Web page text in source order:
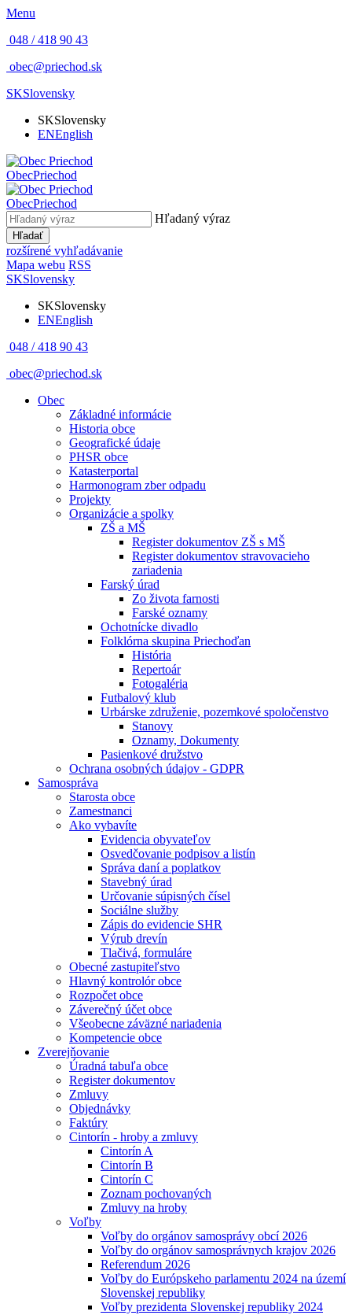
Menu
048 / 418 90 43
obec@priechod.sk
SKSlovensky
SKSlovensky
ENEnglish
ObecPriechod
ObecPriechod
Hľadaný výraz
Hľadať
rozšírené vyhľadávanie
Mapa webu RSS
SKSlovensky
SKSlovensky
ENEnglish
048 / 418 90 43
obec@priechod.sk
Obec
Základné informácie
Historia obce
Geografické údaje
PHSR obce
Katasterportal
Harmonogram zber odpadu
Projekty
Organizácie a spolky
ZŠ a MŠ
Register dokumentov ZŠ s MŠ
Register dokumentov stravovacieho
zariadenia
Farský úrad
Zo života farnosti
Farské oznamy
Ochotnícke divadlo
Folklórna skupina Priechoďan
História
Repertoár
Fotogaléria
Futbalový klub
Urbárske združenie, pozemkové spoločenstvo
Stanovy
Oznamy, Dokumenty
Pasienkové družstvo
Ochrana osobných údajov - GDPR
Samospráva
Starosta obce
Zamestnanci
Ako vybavíte
Evidencia obyvateľov
Osvedčovanie podpisov a listín
Správa daní a poplatkov
Stavebný úrad
Určovanie súpisných čísel
Sociálne služby
Zápis do evidencie SHR
Výrub drevín
Tlačivá, formuláre
Obecné zastupiteľstvo
Hlavný kontrolór obce
Rozpočet obce
Záverečný účet obce
Všeobecne záväzné nariadenia
Kompetencie obce
Zverejňovanie
Úradná tabuľa obce
Register dokumentov
Zmluvy
Objednávky
Faktúry
Cintorín - hroby a zmluvy
Cintorín A
Cintorín B
Cintorín C
Zoznam pochovaných
Zmluvy na hroby
Voľby
Voľby do orgánov samosprávy obcí 2026
Voľby do orgánov samosprávnych krajov 2026
Referendum 2026
Voľby do Európskeho parlamentu 2024 na území
Slovenskej republiky
Voľby prezidenta Slovenskej republiky 2024